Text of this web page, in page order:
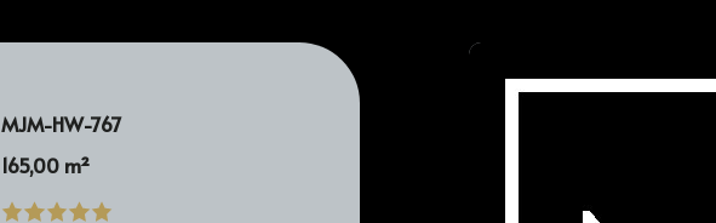
MJM-HW-767
165,00 m²